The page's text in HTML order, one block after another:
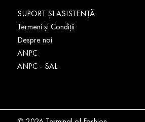
SUPORT ȘI ASISTENȚĂ
Termeni și Condiții
Despre noi
ANPC
ANPC - SAL